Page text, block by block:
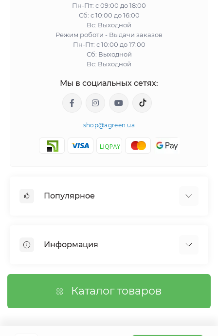
Пн-Пт: с 09:00 до 18:00
Сб: с 10:00 до 16:00
Вс: Выходной
Режим роботи - Выдачи заказов
Пн-Пт: с 10:00 до 17:00
Сб: Выходной
Вс: Выходной
Мы в социальных сетях:
shop@agreen.ua
Популярное
Сетка шпалерная
Сетка затеняющая
Информация
Каталог товаров